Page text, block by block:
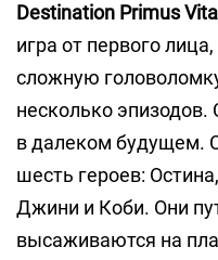
Destination Primus Vita
игра от первого
сложную
несколько
в далеком будущем.
шесть героев:
Джини и Коби. Они
высаживаются на